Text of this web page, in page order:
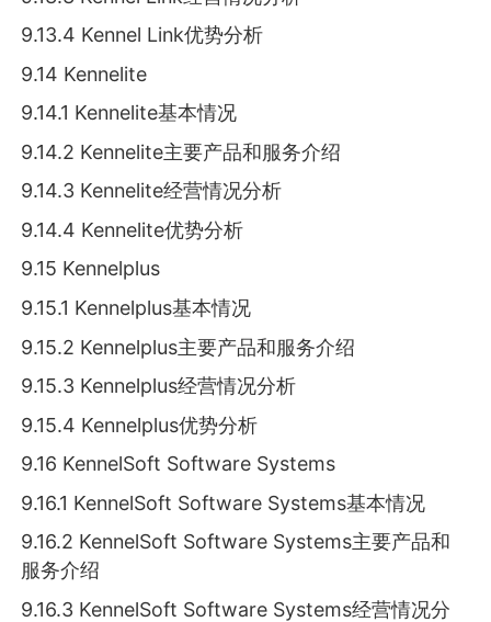
9.13.4 Kennel Link优势分析
9.14 Kennelite
9.14.1 Kennelite基本情况
9.14.2 Kennelite主要产品和服务介绍
9.14.3 Kennelite经营情况分析
9.14.4 Kennelite优势分析
9.15 Kennelplus
9.15.1 Kennelplus基本情况
9.15.2 Kennelplus主要产品和服务介绍
9.15.3 Kennelplus经营情况分析
9.15.4 Kennelplus优势分析
9.16 KennelSoft Software Systems
9.16.1 KennelSoft Software Systems基本情况
9.16.2 KennelSoft Software Systems主要产品和
服务介绍
9.16.3 KennelSoft Software Systems经营情况分